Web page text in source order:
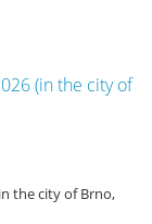
(in the city of
the city of Brno,